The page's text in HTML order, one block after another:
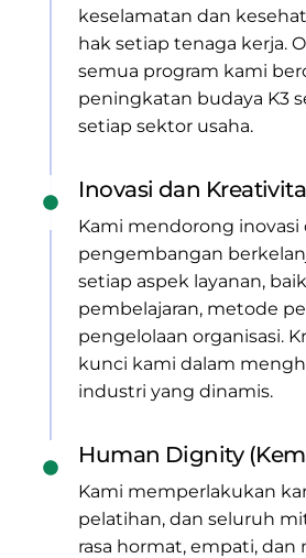
keselamatan dan
hak setiap tenaga kerja.
semua program kami
peningkatan budaya K3
setiap sektor usaha.
Inovasi dan
Kami mendorong inovasi
pengembangan
setiap aspek layanan,
pembelajaran, metode
pengelolaan organisasi.
kunci kami dalam
industri yang dinamis.
Human Dignity
Kami memperlakukan
pelatihan, dan seluruh
rasa hormat, empati, dan